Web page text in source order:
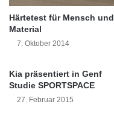
B
a
i
h
l
a
k
e
Härtetest für Mensch und
Material
7. Oktober 2014
Kia präsentiert in Genf
Studie SPORTSPACE
27. Februar 2015